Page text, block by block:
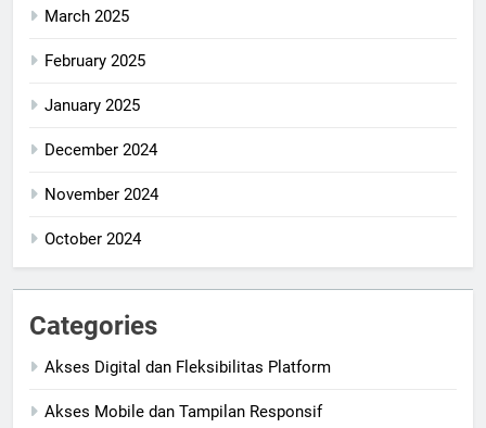
March 2025
February 2025
January 2025
December 2024
November 2024
October 2024
Categories
Akses Digital dan Fleksibilitas Platform
Akses Mobile dan Tampilan Responsif